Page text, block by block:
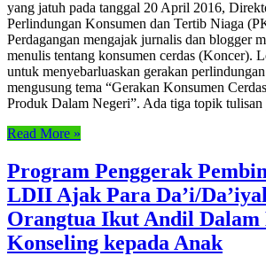
yang jatuh pada tanggal 20 April 2016,
Perlindungan Konsumen dan Tertib Niaga
Perdagangan mengajak jurnalis dan blogger
menulis tentang konsumen cerdas (Koncer).
untuk menyebarluaskan gerakan
mengusung tema “Gerakan Konsumen
Produk Dalam Negeri”. Ada tiga topik
Read More »
Program Penggerak
LDII Ajak Para Da’i/
Orangtua Ikut Andil Dalam
Konseling kepada Anak